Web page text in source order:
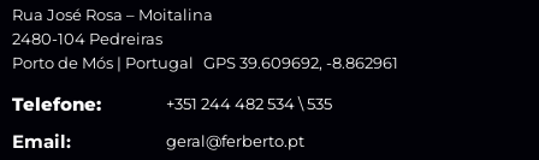
Rua José Rosa – Moitalina
2480-104 Pedreiras
Porto de Mós | Portugal GPS 39.609692, -8.862961
Telefone: +351 244 482 534 \ 535
Email: geral@ferberto.pt